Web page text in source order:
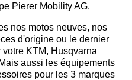
Pierer Mobility AG.
nos motos neuves, nos
d'origine ou le dernier
KTM, Husqvarna
aussi les équipements
pour les 3 marques